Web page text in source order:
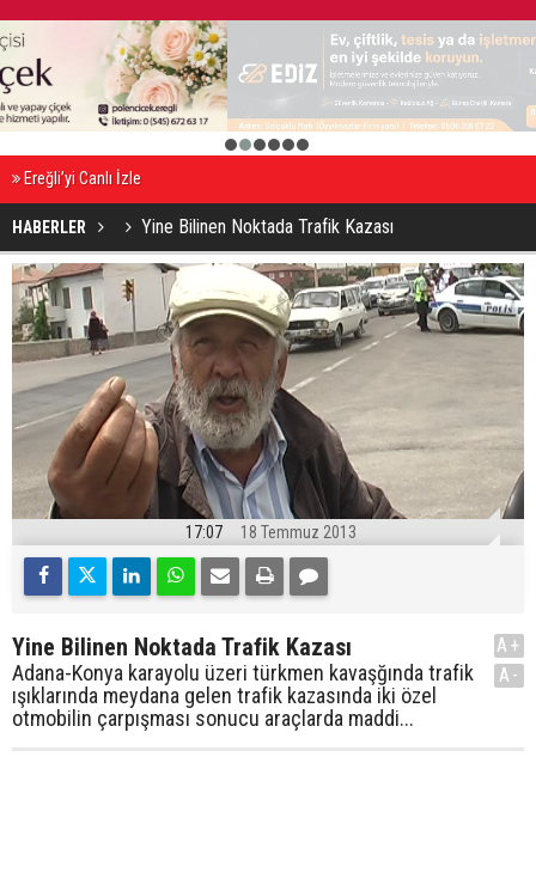
2 3 4 5 6
Ereğli’yi Canlı İzle
HABERLER Yine Bilinen Noktada Trafik Kazası
17:07 18 Temmuz 2013
Yine Bilinen Noktada Trafik Kazası
Adana-Konya karayolu üzeri türkmen kavaşğında trafik
ışıklarında meydana gelen trafik kazasında iki özel
otmobilin çarpışması sonucu araçlarda maddi...
A+
A-